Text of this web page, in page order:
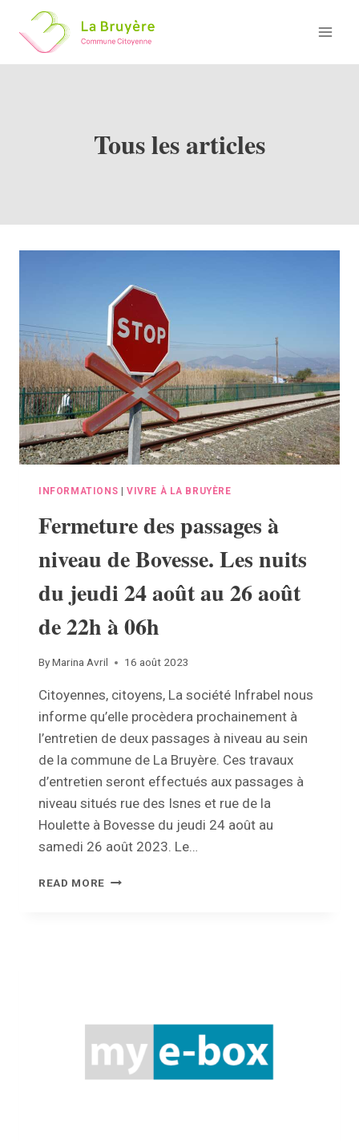
content
Tous les articles
INFORMATIONS | VIVRE À LA BRUYÈRE
Fermeture des passages à
niveau de Bovesse. Les nuits
du jeudi 24 août au 26 août
de 22h à 06h
ByMarina Avril 16 août 2023
Citoyennes, citoyens, La société Infrabel nous
informe qu’elle procèdera prochainement à
l’entretien de deux passages à niveau au sein
de la commune de La Bruyère. Ces travaux
d’entretien seront effectués aux passages à
niveau situés rue des Isnes et rue de la
Houlette à Bovesse du jeudi 24 août au
samedi 26 août 2023. Le…
READ MORE FERMETURE
JEUDI
24
AOÛT